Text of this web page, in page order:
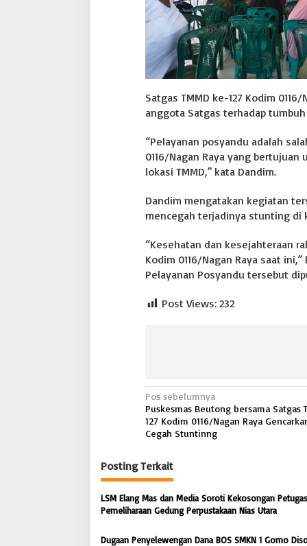
1
6
/
N
a
g
a
n
a
a
g
e
r
p
l
a
a
n
d
u
c
e
a
h
t
u
t
Satgas TMMD ke-127 Kodim
anggota Satgas terhadap
“Pelayanan posyandu adalah
0116/Nagan Raya yang
lokasi TMMD,” kata Dandim.
Dandim mengatakan kegiatan
mencegah terjadinya stunting di
“Kesehatan dan kesejahteraan
Kodim 0116/Nagan Raya saat
Pelayanan Posyandu tersebut
Post Views: 232
N
a
v
i
g
a
s
i
Pos sebelumnya
Puskesmas Beutong bersama Satgas
127 Kodim 0116/Nagan Raya
Cegah Stuntinng
Posting Terkait
LSM Elang Mas dan Media Soroti Kekosongan
Pemeliharaan Gedung Perpustakaan Nias Utara
Dugaan Penyelewengan Dana BOS SMKN 1 Gomo